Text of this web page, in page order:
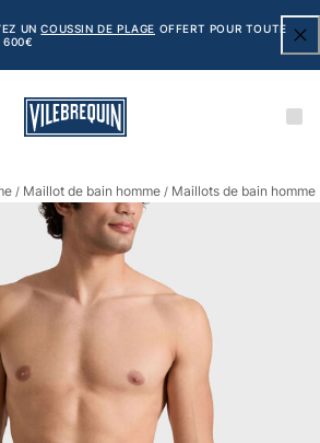
UNCOUSSIN DE PLAGE OFFERT POUR TOUTE
600€
léger
Numérotée
/ Maillot de bain homme / Maillots de bain